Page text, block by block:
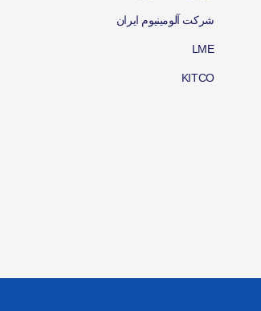
شرکت آلومینیوم ایران
LME
KITCO